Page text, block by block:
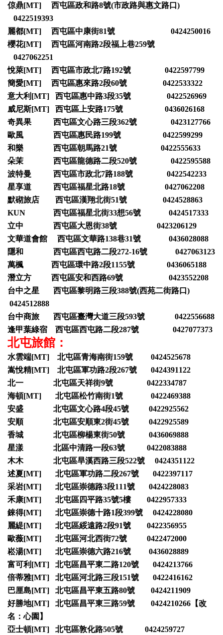
倞鼎[MT] 西屯區政和路8號(市政路與惠文路口)
0422519393
麗都[MT] 西屯區中康街81號 0424250016
櫻花[MT] 西屯區河南路2段福上巷259號
0427062251
悅萊[MT] 西屯區市政北7路192號 0422597799
簡愛[MT] 西屯區惠來路2段60號 0422533322
意大利[MT] 西屯區惠中路3段35號 0422526969
威尼斯[MT] 西屯區上安路175號 0436026168
奇異果 西屯區文心路三段362號 0423127766
歐風 西屯區惠民路199號 0422599299
和樂 西屯區朝馬路21號 0422555633
朵茉 西屯區龍德路二段520號 0422595588
波特曼 西屯區市政北7路188號 0422542233
星享道 西屯區福星北路18號 0427062208
默砌旅店 西屯區漢翔北街51號 0424528863
KUN 西屯區福星北街33想56號 0424517333
立中 西屯區大恩街38號 0423206129
文華道會館 西屯區文華路138巷31號 0436028088
隱和 西屯區西屯路二段272-16號 0427063123
萬楓 西屯區環中路2段1155號 0436065188
潛立方 西屯區安和西路69號 0423552208
台中之星 西屯區黎明路三段388號(西苑二街路口)
0424512888
台中商旅 西屯區臺灣大道三段593號 0422556688
逢甲葉綠宿 西屯區西屯路二段287號 0427077373
北屯旅館：
水雲端[MT] 北屯區青海南街159號 0424525678
嵩悅精[MT] 北屯區軍功路2段267號 0424391122
北一 北屯區天祥街9號 0422334787
海頓[MT] 北屯區松竹南街1號 0422469388
安盛 北屯區文心路4段45號 0422925562
安順 北屯區安順東2街45號 0422925589
香城 北屯區柳楊東街50號 0436069888
星漾 北區中清路一段63號 0422083888
木木 北屯區旱溪西路三段522號 0424351122
述夏[MT] 北屯區軍功路二段267號 0422397117
采岩[MT] 北屯區崇德路3段111號 0424228083
禾康[MT] 北屯區四平路35號5樓 0422957333
錸得[MT] 北屯區崇德十路1段399號 0424228080
麗緹[MT] 北屯區綏遠路2段91號 0422356955
歐薇[MT] 北屯區河北西街72號 0422472000
崧湯[MT] 北屯區崇德六路216號 0436028889
富可利[MT] 北屯區昌平東二路120號 0424213766
倍蒂雅[MT] 北屯區河北路三段151號 0422416162
巴厘島[MT] 北屯區昌平東五路80號 0424211909
好勝地[MT] 北屯區昌平東三路59號 0424210266【改
名：心園】
亞士頓[MT] 北屯區敦化路505號 0424259727